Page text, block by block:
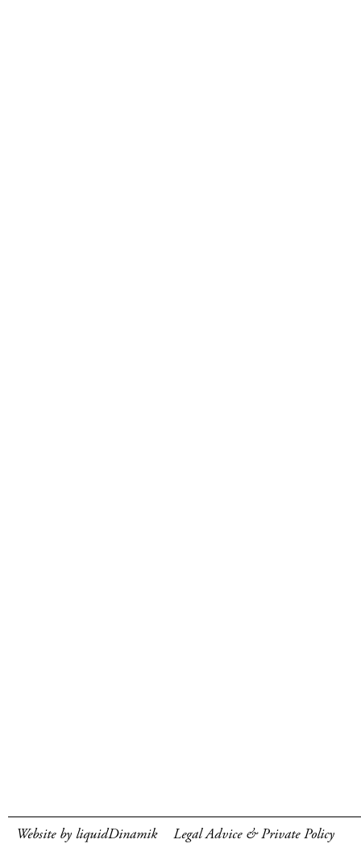
Website by liquidDinamik Legal Advice & Private Policy